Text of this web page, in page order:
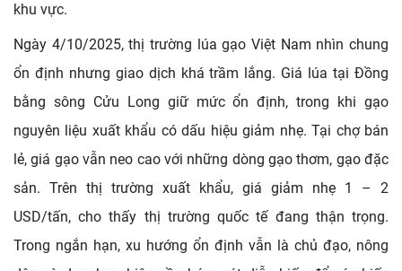
khu vực.
Ngày 4/10/2025, thị trường lúa gạo Việt Nam nhìn chung
ổn định nhưng giao dịch khá trầm lắng. Giá lúa tại Đồng
bằng sông Cửu Long giữ mức ổn định, trong khi gạo
nguyên liệu xuất khẩu có dấu hiệu giảm nhẹ. Tại chợ bán
lẻ, giá gạo vẫn neo cao với những dòng gạo thơm, gạo đặc
sản. Trên thị trường xuất khẩu, giá giảm nhẹ 1 – 2
USD/tấn, cho thấy thị trường quốc tế đang thận trọng.
Trong ngắn hạn, xu hướng ổn định vẫn là chủ đạo, nông